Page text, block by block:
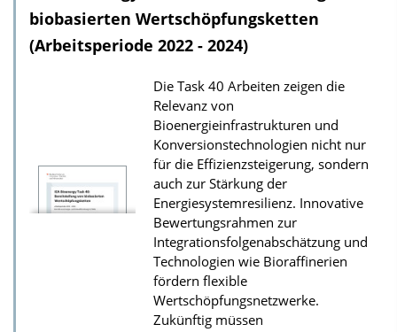
biobasierten Wertschöpfungsketten
(Arbeitsperiode 2022 - 2024)
Die Task 40 Arbeiten zeigen die
Relevanz von
Bioenergieinfrastrukturen und
Konversionstechnologien nicht nur
für die Effizienzsteigerung, sondern
auch zur Stärkung der
Energiesystemresilienz. Innovative
Bewertungsrahmen zur
Integrationsfolgenabschätzung und
Technologien wie Bioraffinerien
fördern flexible
Wertschöpfungsnetzwerke.
Zukünftig müssen